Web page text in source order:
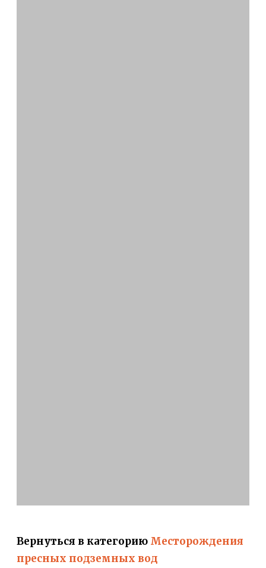
Вернуться в категорию Месторождения
пресных подземных вод